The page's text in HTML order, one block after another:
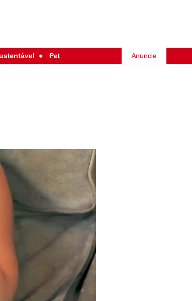
Pet Anuncie